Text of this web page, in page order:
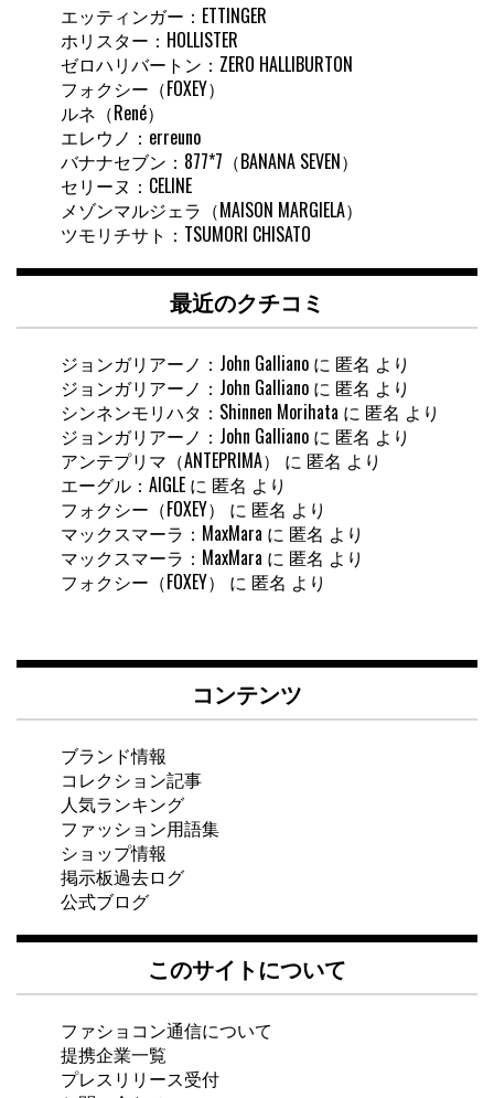
エッティンガー：ETTINGER
ホリスター：HOLLISTER
ゼロハリバートン：ZERO HALLIBURTON
フォクシー（FOXEY）
ルネ（René）
エレウノ：erreuno
バナナセブン：877*7（BANANA SEVEN）
セリーヌ：CELINE
メゾンマルジェラ（MAISON MARGIELA）
ツモリチサト：TSUMORI CHISATO
最近のクチコミ
ジョンガリアーノ：John Galliano に 匿名 より
ジョンガリアーノ：John Galliano に 匿名 より
シンネンモリハタ：Shinnen Morihata に 匿名 より
ジョンガリアーノ：John Galliano に 匿名 より
アンテプリマ（ANTEPRIMA）
に 匿名 より
エーグル：AIGLE に 匿名 より
フォクシー（FOXEY）
に 匿名 より
マックスマーラ：MaxMara に 匿名 より
マックスマーラ：MaxMara に 匿名 より
フォクシー（FOXEY）
に 匿名 より
コンテンツ
ブランド情報
コレクション記事
人気ランキング
ファッション用語集
ショップ情報
掲示板過去ログ
公式ブログ
このサイトについて
ファショコン通信について
提携企業一覧
プレスリリース受付